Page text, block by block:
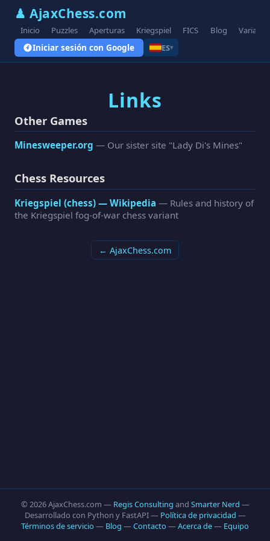
♟ AjaxChess.com
Inicio Puzzles Aperturas Kriegspiel FICS Blog
Iniciar sesión con Google ES▾
Links
Other Games
Minesweeper.org — Our sister site "Lady Di's Mines"
Chess Resources
Kriegspiel (chess) — Wikipedia — Rules and history of
the Kriegspiel fog-of-war chess variant
← AjaxChess.com
© 2026 AjaxChess.com — Regis Consulting and Smarter Nerd —
Desarrollado con Python y FastAPI — Política de privacidad —
Términos de servicio — Blog —Contacto —Acerca de— Equipo